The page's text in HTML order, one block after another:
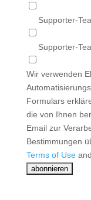
Supporter-
Supporter-
Wir verwenden
Formulars
die von Ihnen
Email zur
Bestimmungen
Terms of Useand